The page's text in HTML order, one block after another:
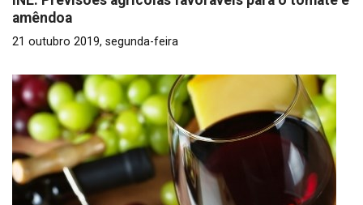
amêndoa
21 outubro 2019, segunda-feira